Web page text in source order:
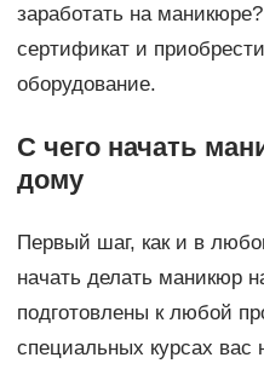
заработать на
сертификат и
оборудование.
С чего начать
дому
Первый шаг, как и в
начать делать маникюр
подготовлены к любой
специальных курсах вас